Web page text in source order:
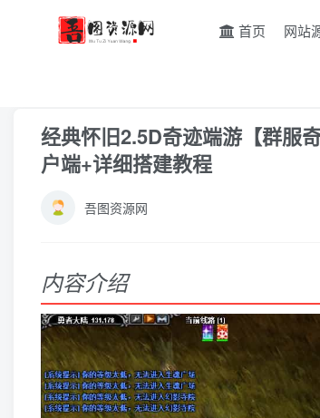
首页 网站
经典怀旧2.5D奇迹端游【群服
户端+详细搭建教程
吾图资源网
内容介绍